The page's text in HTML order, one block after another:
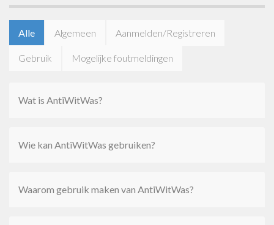
Alle Algemeen Aanmelden/Registreren
Gebruik Mogelijke foutmeldingen
Wat is AntiWitWas?
Wie kan AntiWitWas gebruiken?
Waarom gebruik maken van AntiWitWas?